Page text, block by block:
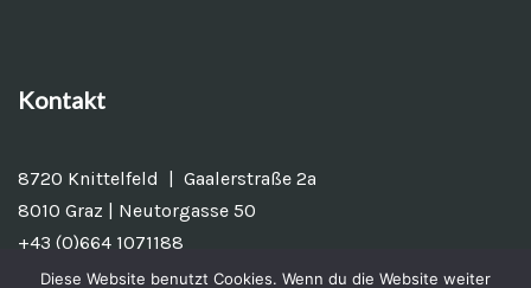
Kontakt
8720 Knittelfeld | Gaalerstraße 2a
8010 Graz | Neutorgasse 50
+43 (0)664 1071188
Diese Website benutzt Cookies. Wenn du die Website weiter